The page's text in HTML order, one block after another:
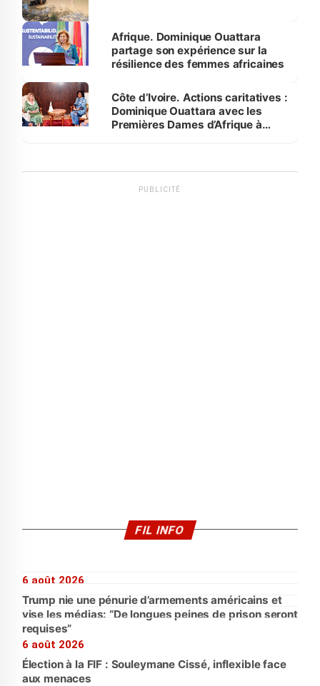
Afrique. Dominique Ouattara
partage son expérience sur la
résilience des femmes africaines
Côte d’Ivoire. Actions caritatives :
Dominique Ouattara avec les
Premières Dames d’Afrique à
PUBLICITÉ
FIL INFO
6 août 2026
Trump nie une pénurie d’armements américains et
vise les médias: “De longues peines de prison seront
requises”
6 août 2026
Élection à la FIF : Souleymane Cissé, inflexible face
aux menaces